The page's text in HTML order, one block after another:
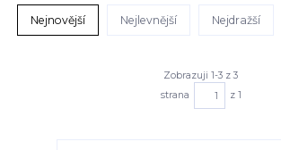
Nejnovější Nejlevnější Nejdražší
Zobrazuji 1-3 z 3
strana
z 1